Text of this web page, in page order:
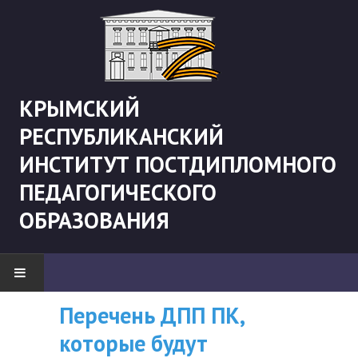
КРЫМСКИЙ
РЕСПУБЛИКАНСКИЙ
ИНСТИТУТ ПОСТДИПЛОМНОГО
ПЕДАГОГИЧЕСКОГО
ОБРАЗОВАНИЯ
НОВОСТИ
"Боевая" русистика
ВНИМАНИЮ
СЛУШАТЕЛЕЙ, У
Перечень ДПП ПК,
которые будут